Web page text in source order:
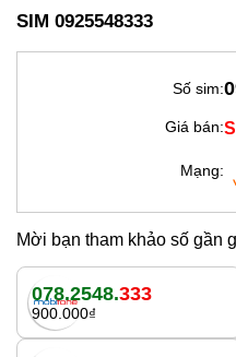
SIM 0925548333
Số sim:
Giá bán:
Mạng:
Mời bạn tham khảo số gần
078.2548.333
900.000₫